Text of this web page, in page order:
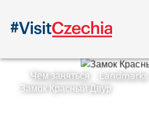
Чем заняться Landmarks
Замок Красный Двур